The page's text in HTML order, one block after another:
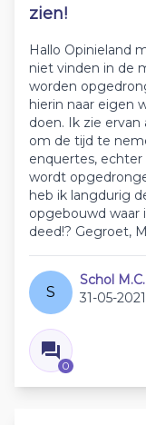
zien!
Hallo Opinieland
niet vinden in de
worden
hierin naar eigen
doen. Ik zie ervan
om de tijd te
enquertes,
wordt
heb ik langdurig
opgebouwd waar
deed!? Gegroet,
S
Schol M.C.
31-05-2021
0